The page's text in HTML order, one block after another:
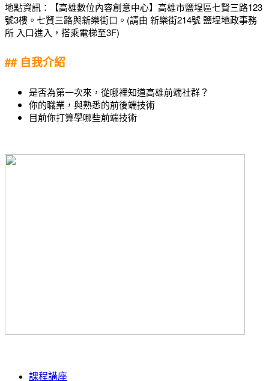
地點資訊：【高雄數位內容創意中心】高雄市鹽埕區七賢三路123
號3樓。七賢三路與新樂街口。(請由 新樂街214號 鹽埕地政事務
所 入口進入，搭乘電梯至3F)
## 自我介紹
是否為第一次來，從哪裡知道高雄前端社群？
你的職業，與熟悉的前後端技術
目前你打算學哪些前端技術
課程講座